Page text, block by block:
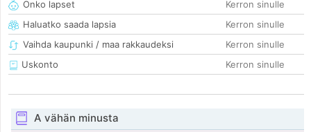
Onko lapset
Kerron sinulle
Haluatko saada lapsia
Kerron sinulle
Vaihda kaupunki / maa rakkaudeksi
Kerron sinulle
Uskonto
Kerron sinulle
A vähän minusta